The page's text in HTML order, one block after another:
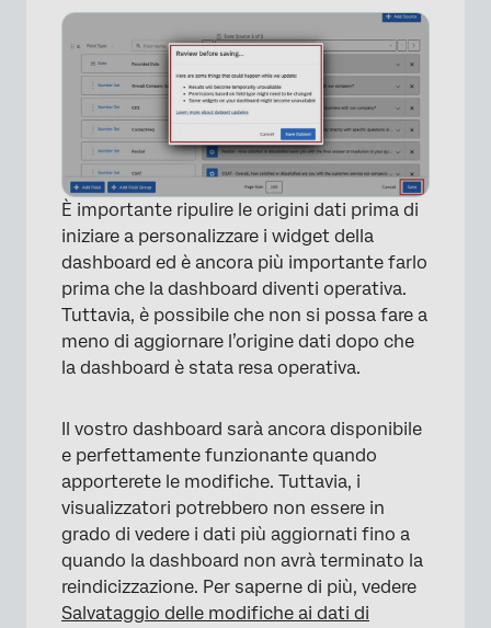
×
È importante ripulire le origini dati prima di
iniziare a personalizzare i widget della
dashboard ed è ancora più importante farlo
prima che la dashboard diventi operativa.
Tuttavia, è possibile che non si possa fare a
meno di aggiornare l’origine dati dopo che
la dashboard è stata resa operativa.
Il vostro dashboard sarà ancora disponibile
e perfettamente funzionante quando
apporterete le modifiche. Tuttavia, i
visualizzatori potrebbero non essere in
grado di vedere i dati più aggiornati fino a
quando la dashboard non avrà terminato la
reindicizzazione. Per saperne di più, vedere
Salvataggio delle modifiche ai dati di